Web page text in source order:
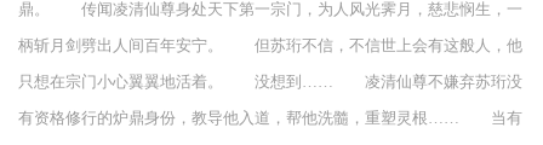
鼎。 传闻凌清仙尊身处天下第一宗门，为人风光霁月，慈悲悯生，一
柄斩月剑劈出人间百年安宁。 但苏珩不信，不信世上会有这般人，他
只想在宗门小心翼翼地活着。 没想到…… 凌清仙尊不嫌弃苏珩没
有资格修行的炉鼎身份，教导他入道，帮他洗髓，重塑灵根…… 当有